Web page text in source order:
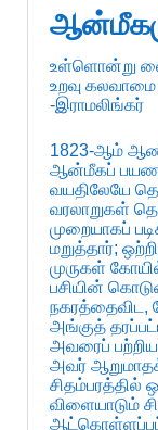
உள்ளொன்று
உறவு
-இராமலிங்கர்
1823-ஆம்
ஆன்மீகப்
வயதிலேயே
வரலாறுகள்
முறையாகப்
மறுத்தார்;
முருகள்
பசியின்
நகரத்தைவிட,
அங்குத்
அவரைப்
அவர்
சிதம்பரத்தில்
விளையாடும்